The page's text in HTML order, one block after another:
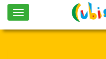
Toggle
navigation